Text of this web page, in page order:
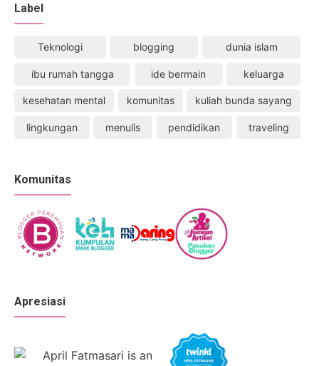
Label
Teknologi blogging dunia islam
ibu rumah tangga ide bermain keluarga
kesehatan mental komunitas kuliah bunda sayang
lingkungan menulis pendidikan traveling
Komunitas
Apresiasi